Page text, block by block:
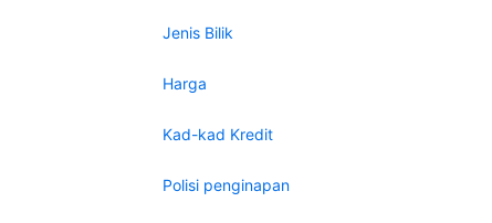
Jenis Bilik
Harga
Kad-kad Kredit
Polisi penginapan